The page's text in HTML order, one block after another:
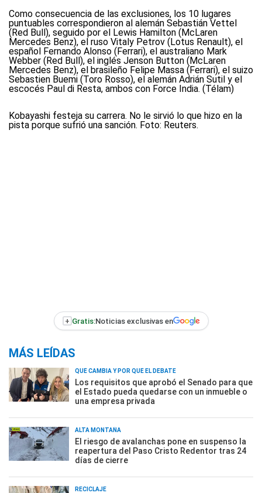
Como consecuencia de las exclusiones, los 10 lugares
puntuables correspondieron al alemán Sebastián Vettel
(Red Bull), seguido por el Lewis Hamilton (McLaren
Mercedes Benz), el ruso Vitaly Petrov (Lotus Renault), el
español Fernando Alonso (Ferrari), el australiano Mark
Webber (Red Bull), el inglés Jenson Button (McLaren
Mercedes Benz), el brasileño Felipe Massa (Ferrari), el suizo
Sebastien Buemi (Toro Rosso), el alemán Adrián Sutil y el
escocés Paul di Resta, ambos con Force India. (Télam)
Kobayashi festeja su carrera. No le sirvió lo que hizo en la
pista porque sufrió una sanción. Foto: Reuters.
+ Gratis:Noticias exclusivas en
MÁS LEÍDAS
QUÉ CAMBIA Y POR QUÉ EL DEBATE
Los requisitos que aprobó el Senado para que
el Estado pueda quedarse con un inmueble o
una empresa privada
ALTA MONTAÑA
El riesgo de avalanchas pone en suspenso la
reapertura del Paso Cristo Redentor tras 24
días de cierre
RECICLAJE